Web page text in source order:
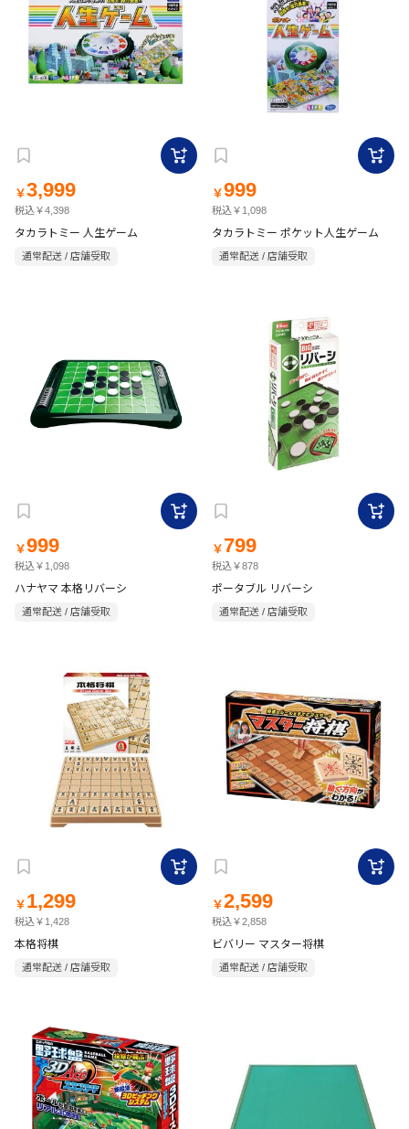
￥3,999
税込￥4,398
タカラトミー 人生ゲーム
通常配送 / 店舗受取
￥999
税込￥1,098
タカラトミー ポケット人生ゲーム
通常配送 / 店舗受取
￥999
税込￥1,098
ハナヤマ 本格リバーシ
通常配送 / 店舗受取
￥ 799
税込￥878
ポータブル リバーシ
通常配送 / 店舗受取
￥ 1,299
税込￥1,428
本格将棋
通常配送 / 店舗受取
￥2,599
税込￥2,858
ビバリー マスター将棋
通常配送 / 店舗受取